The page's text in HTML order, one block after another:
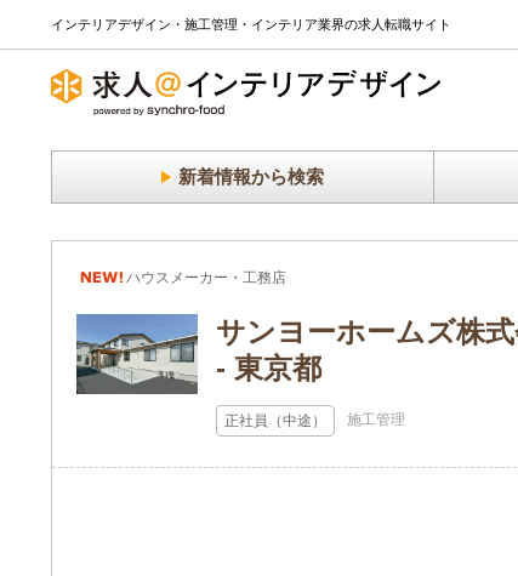
インテリアデザイン・施工管理・インテリア業界の求人転職サイト
新着情報から検索
New
ハウスメーカー・工務店
サンヨーホームズ株
- 東京都
正社員（中途） 施工管理